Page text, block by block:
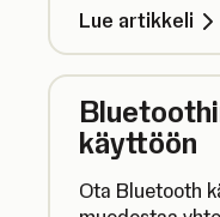
kortinlukijan
Lue artikkeli
käyttöön
Ota Bluetooth